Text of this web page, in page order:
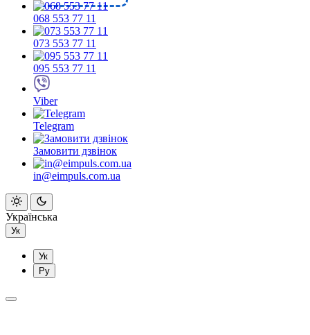
068 553 77 11
073 553 77 11
095 553 77 11
Viber
Telegram
Замовити дзвінок
in@eimpuls.com.ua
Українська
Ук
Ук
Ру